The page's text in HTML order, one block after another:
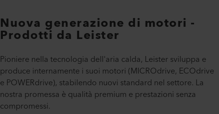
Nuova generazione di motori -
Prodotti da Leister
Pioniere nella tecnologia dell'aria calda, Leister sviluppa e
produce internamente i suoi motori (MICROdrive, ECOdrive
e POWERdrive), stabilendo nuovi standard nel settore. La
nostra promessa è qualità premium e prestazioni senza
compromessi.